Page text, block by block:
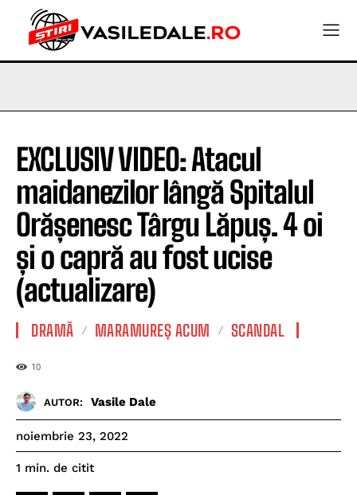
EXCLUSIV VIDEO: Atacul
maidanezilor lângă Spitalul
Orășenesc Târgu Lăpuș. 4 oi
și o capră au fost ucise
(actualizare)
DRAMĂ MARAMUREȘ ACUM SCANDAL
10
AUTOR: Vasile Dale
noiembrie 23, 2022
1 min. de citit